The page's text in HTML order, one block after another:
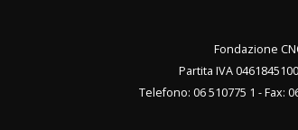
Fondazione
Partita IVA
Telefono: 06 510775 1 - Fax: